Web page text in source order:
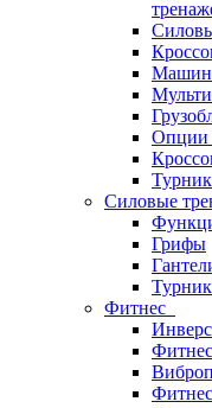
Опции
Силовые
Грифы
Фитнес